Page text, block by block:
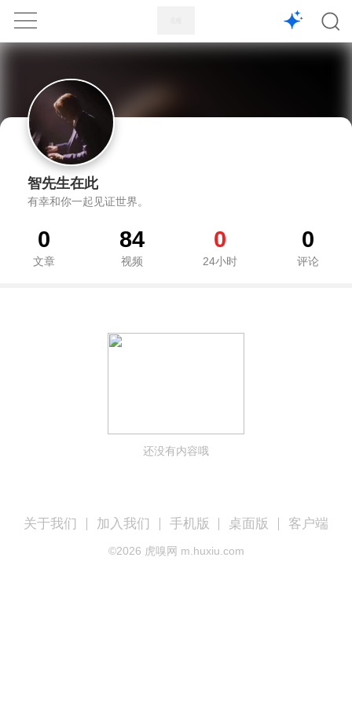
1X
智先生在此
有幸和你一起见证世界。
0
文章
84
视频
0
24小时
0
评论
还没有内容哦
关于我们 加入我们 手机版 桌面版 客户端
©2026 虎嗅网 m.huxiu.com